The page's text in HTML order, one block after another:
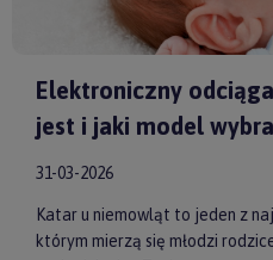
Elektroniczny
jest i jaki model
31-03-2026
Katar u niemowląt to jeden z
którym mierzą się młodzi